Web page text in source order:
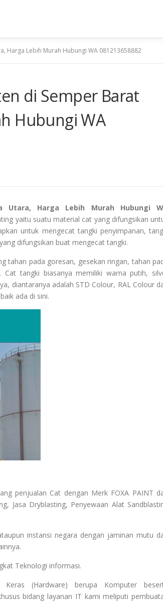
Harga Lebih Murah Hubungi WA 081213658882
di Semper Barat
Hubungi WA
Utara, Harga Lebih Murah Hubungi
yaitu suatu material cat yang difungsikan
untuk mengecat tangki penyimpanan,
difungsikan buat mengecat tangki.
tahan pada goresan, gesekan ringan, tahan
tangki biasanya memiliki warna putih,
diantaranya adalah STD Colour, RAL Colour
ada di sini.
penjualan Cat dengan Merk FOXA PAINT
Jasa Dryblasting, Penyewaan Alat
instansi negara dengan jaminan mutu
Teknologi informasi.
(Hardware) berupa Komputer
bidang layanan IT kami meliputi